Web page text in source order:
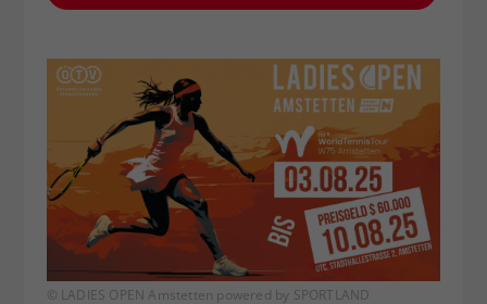
© LADIES OPEN Amstetten powered by SPORTLAND